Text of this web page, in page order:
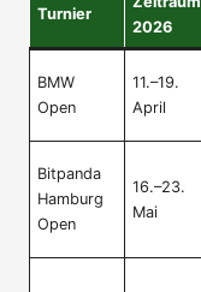
Turnier
2026
BMW
Open
11.–19.
April
Bitpanda
Hamburg
Open
16.–23.
Mai